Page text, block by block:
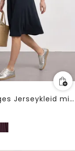
Knielanges Jerseykleid mit Rundhals